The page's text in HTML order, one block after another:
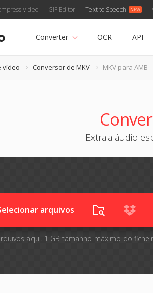
Video GIF Editor Text to Speech
Converter OCR API
vídeo Conversor de MKV MKV para AMB
Extraia áudio
arquivos
aqui. 1 GB tamanho máximo do